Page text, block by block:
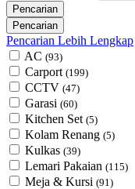
Pencarian Lebih Lengkap
AC (93)
Carport (199)
CCTV (47)
Garasi (60)
Kitchen Set (5)
Kolam Renang (5)
Kulkas (39)
Lemari Pakaian (115)
Meja & Kursi (91)